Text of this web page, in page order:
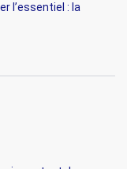
l’essentiel : la